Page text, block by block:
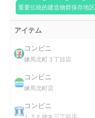
重要伝統的建造物群保存地区
アイテム
コンビニ
練馬北町３丁目店
コンビニ
練馬北町店
コンビニ